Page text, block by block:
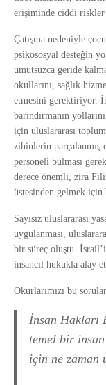
erişiminde ciddi riskler
Çatışma nedeniyle
psikososyal desteğin
umutsuzca geride
okullarını, sağlık
etmesini gerektiriyor.
barındırmanın
için uluslararası
zihinlerin parçalanmış
personeli bulması
derece önemli, zira
üstesinden gelmek
Sayısız uluslararası
uygulanması,
bir süreç oluştu.
insancıl hukukla alay
Okurlarımızı bu
İnsan Hakları
temel bir
için ne zaman